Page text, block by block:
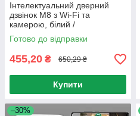
Інтелектуальний дверний
дзвінок M8 з Wi-Fi та
камерою, білий /
Бездротовий відеодзвінок
Готово до відправки
455,20 ₴ 650,29 ₴
Купити
–30%